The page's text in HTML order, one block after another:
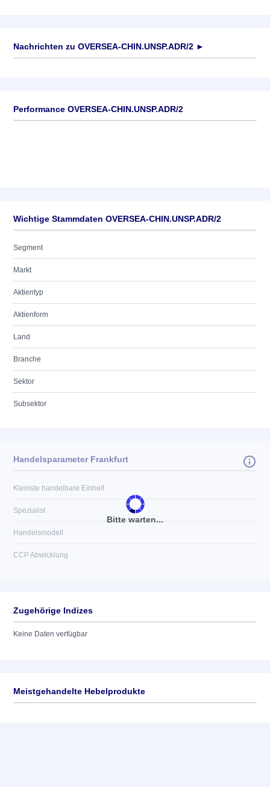
Nachrichten zu OVERSEA-CHIN.UNSP.ADR/2 ►
Performance OVERSEA-CHIN.UNSP.ADR/2
Wichtige Stammdaten OVERSEA-CHIN.UNSP.ADR/2
Segment
Markt
Aktientyp
Aktienform
Land
Branche
Sektor
Subsektor
Bitte warten...
Handelsparameter Frankfurt
Kleinste handelbare Einheit
Spezialist
Handelsmodell
CCP Abwicklung
Zugehörige Indizes
Keine Daten verfügbar
Meistgehandelte Hebelprodukte